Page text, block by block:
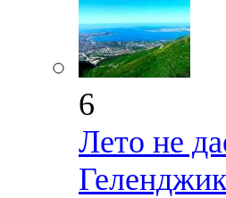
6
Лето не